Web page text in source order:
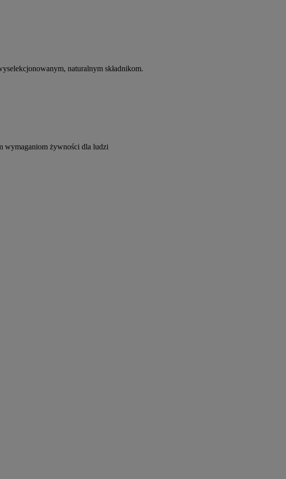
naturalnym składnikom.
wymaganiom żywności dla ludzi